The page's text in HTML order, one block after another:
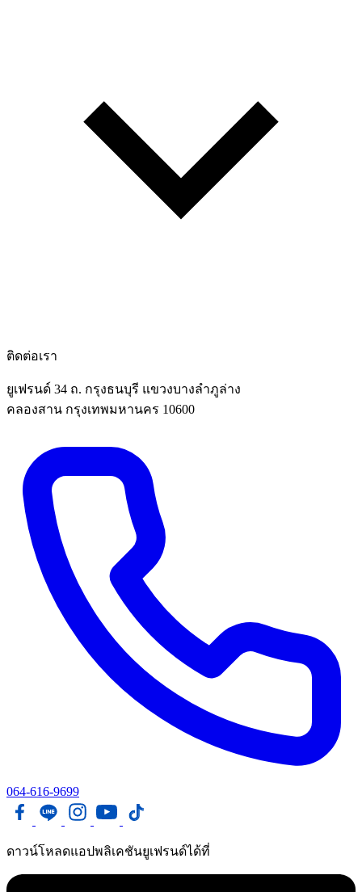
ติดต่อเรา
ยูเฟรนด์ 34 ถ. กรุงธนบุรี แขวงบางลำภูล่าง
คลองสาน กรุงเทพมหานคร 10600
064-616-9699
ดาวน์โหลดแอปพลิเคชันยูเฟรนด์ได้ที่